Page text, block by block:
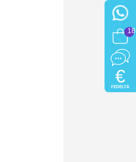
18
€
FEDELTÀ